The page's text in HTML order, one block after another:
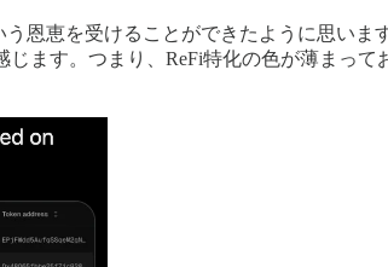
恩恵を受けることができたように思い
ます。つまり、ReFi特化の色が薄まっ